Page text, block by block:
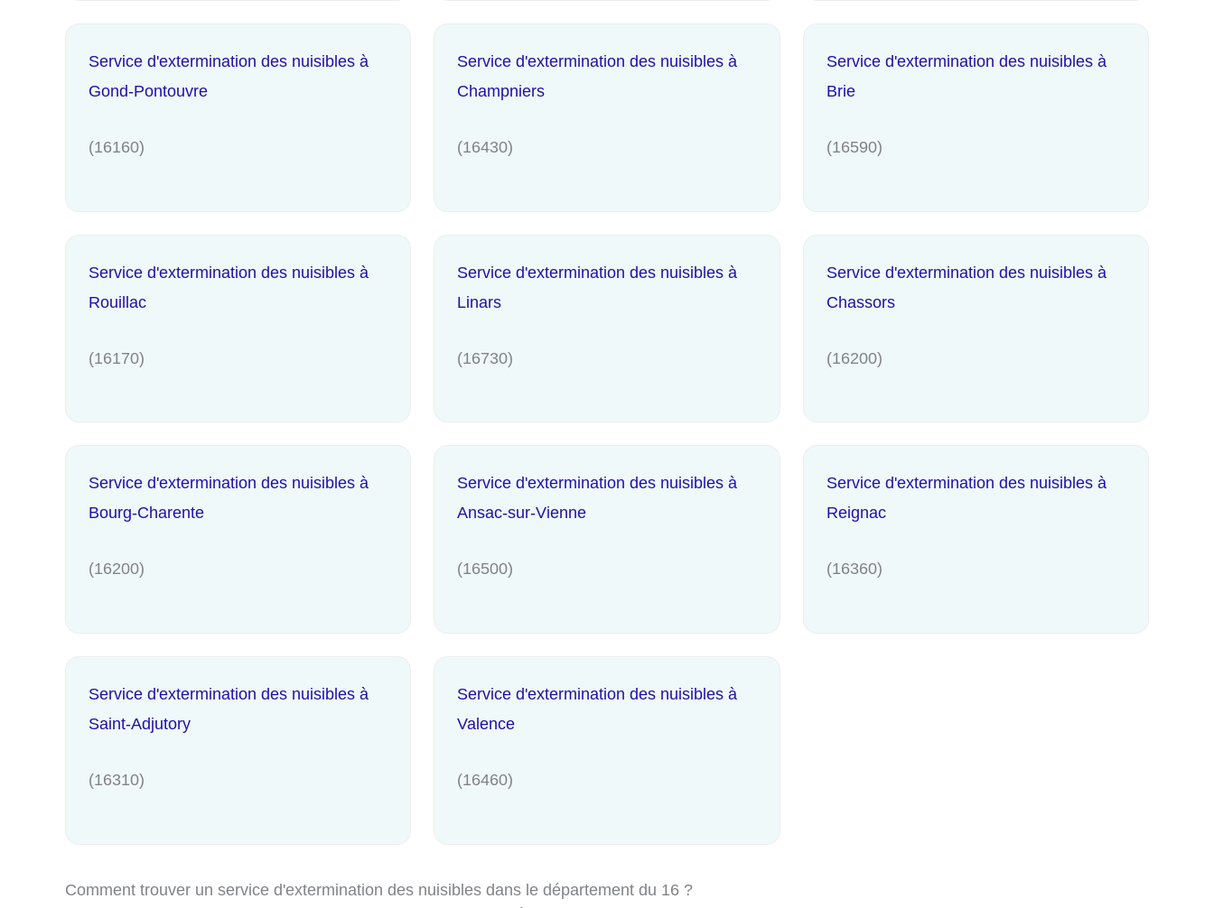
Service d'extermination des nuisibles à
Gond-Pontouvre
(16160)
Service d'extermination des nuisibles à
Champniers
(16430)
Service d'extermination des nuisibles à
Brie
(16590)
Service d'extermination des nuisibles à
Rouillac
(16170)
Service d'extermination des nuisibles à
Linars
(16730)
Service d'extermination des nuisibles à
Chassors
(16200)
Service d'extermination des nuisibles à
Bourg-Charente
(16200)
Service d'extermination des nuisibles à
Ansac-sur-Vienne
(16500)
Service d'extermination des nuisibles à
Reignac
(16360)
Service d'extermination des nuisibles à
Saint-Adjutory
(16310)
Service d'extermination des nuisibles à
Valence
(16460)
Comment trouver un service d'extermination des nuisibles dans le département du 16 ?